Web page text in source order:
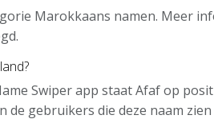
Marokkaans namen. Meer
Swiper app staat Afaf op
de gebruikers die deze naam